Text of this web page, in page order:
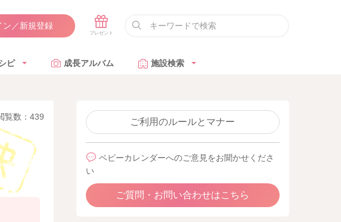
ン／新規登録
ピ 成長アルバム 施設検索
覧数：439
ご利用のルールとマナー
ベビーカレンダーへのご意見をお聞かせくださ
い
ご質問・お問い合わせはこちら